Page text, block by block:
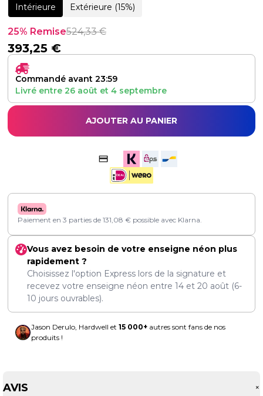
Intérieure Extérieure (15%)
25% Remise524,33€
393,25 €
Commandé avant 23:59
Livré entre 26 août et 4 septembre
AJOUTER AU PANIER
Paiement en 3 parties de 131,08 € possible avec Klarna.
Vous avez besoin de votre enseigne néon plus
rapidement ?
Choisissez l'option Express lors de la signature et
recevez votre enseigne néon entre 14 et 20 août (6-
10 jours ouvrables).
Jason Derulo, Hardwell et 15 000+ autres sont fans de nos
produits !
AVIS +